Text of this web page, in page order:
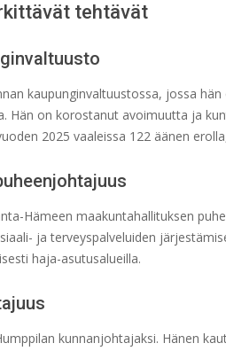
tehtävät
kaupunginvaltuustossa, jossa
Hän on korostanut avoimuutta ja
2025 vaaleissa 122 äänen
Hämeen maakuntahallituksen
ja terveyspalveluiden
haja-asutusalueilla.
kunnanjohtajaksi. Hänen